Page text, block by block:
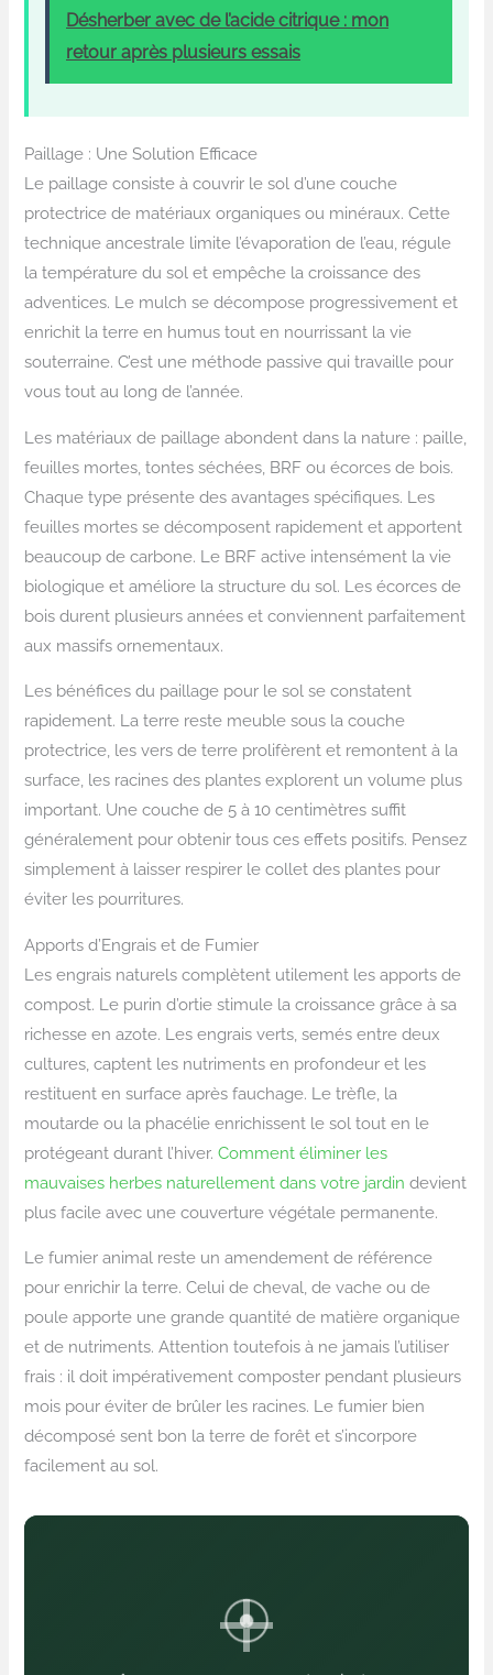
Désherber avec de l’acide citrique : mon
retour après plusieurs essais
Paillage : Une Solution Efficace
Le paillage consiste à couvrir le sol d’une couche
protectrice de matériaux organiques ou minéraux. Cette
technique ancestrale limite l’évaporation de l’eau, régule
la température du sol et empêche la croissance des
adventices. Le mulch se décompose progressivement et
enrichit la terre en humus tout en nourrissant la vie
souterraine. C’est une méthode passive qui travaille pour
vous tout au long de l’année.
Les matériaux de paillage abondent dans la nature : paille,
feuilles mortes, tontes séchées, BRF ou écorces de bois.
Chaque type présente des avantages spécifiques. Les
feuilles mortes se décomposent rapidement et apportent
beaucoup de carbone. Le BRF active intensément la vie
biologique et améliore la structure du sol. Les écorces de
bois durent plusieurs années et conviennent parfaitement
aux massifs ornementaux.
Les bénéfices du paillage pour le sol se constatent
rapidement. La terre reste meuble sous la couche
protectrice, les vers de terre prolifèrent et remontent à la
surface, les racines des plantes explorent un volume plus
important. Une couche de 5 à 10 centimètres suffit
généralement pour obtenir tous ces effets positifs. Pensez
simplement à laisser respirer le collet des plantes pour
éviter les pourritures.
Apports d’Engrais et de Fumier
Les engrais naturels complètent utilement les apports de
compost. Le purin d’ortie stimule la croissance grâce à sa
richesse en azote. Les engrais verts, semés entre deux
cultures, captent les nutriments en profondeur et les
restituent en surface après fauchage. Le trèfle, la
moutarde ou la phacélie enrichissent le sol tout en le
protégeant durant l’hiver.Comment éliminer les
mauvaises herbes naturellement dans votre jardin devient
plus facile avec une couverture végétale permanente.
Le fumier animal reste un amendement de référence
pour enrichir la terre. Celui de cheval, de vache ou de
poule apporte une grande quantité de matière organique
et de nutriments. Attention toutefois à ne jamais l’utiliser
frais : il doit impérativement composter pendant plusieurs
mois pour éviter de brûler les racines. Le fumier bien
décomposé sent bon la terre de forêt et s’incorpore
facilement au sol.